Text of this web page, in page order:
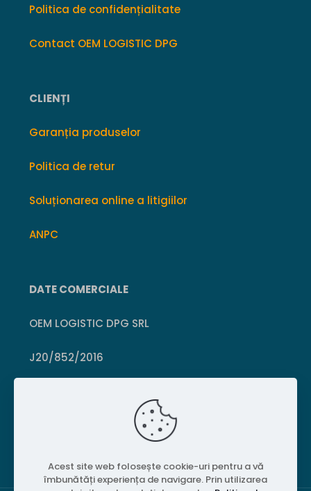
Politica de confidențialitate
Contact OEM LOGISTIC DPG
CLIENȚI
Garanția produselor
Politica de retur
Soluționarea online a litigiilor
ANPC
DATE COMERCIALE
OEM LOGISTIC DPG SRL
J20/852/2016
Crișcior, Hunedoara
Acest site web folosește cookie-uri pentru a vă
îmbunătăți experiența de navigare. Prin utilizarea